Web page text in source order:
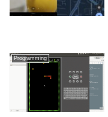
Programming